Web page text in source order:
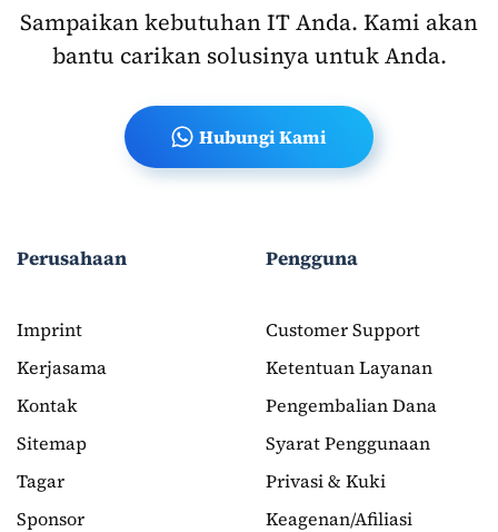
Sampaikan kebutuhan IT Anda. Kami akan
bantu carikan solusinya untuk Anda.
Hubungi Kami
Perusahaan
Imprint
Kerjasama
Kontak
Sitemap
Tagar
Sponsor
Pengguna
Customer Support
Ketentuan Layanan
Pengembalian Dana
Syarat Penggunaan
Privasi & Kuki
Keagenan/Afiliasi